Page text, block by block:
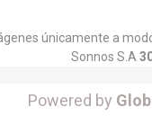
únicamente a
Sonnos S.A
Powered by